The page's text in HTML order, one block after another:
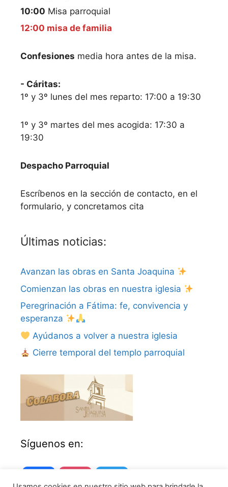
10:00 Misa parroquial
12:00 misa de familia
Confesiones media hora antes de la misa.
- Cáritas:
1º y 3º lunes del mes reparto: 17:00 a 19:30
1º y 3º martes del mes acogida: 17:30 a
19:30
Despacho Parroquial
Escríbenos en la sección de contacto, en el
formulario, y concretamos cita
Últimas noticias:
Avanzan las obras en Santa Joaquina
Comienzan las obras en nuestra iglesia
Peregrinación a Fátima: fe, convivencia y
esperanza
Ayúdanos a volver a nuestra iglesia
Cierre temporal del templo parroquial
Síguenos en:
FacebookInstagram Twitter